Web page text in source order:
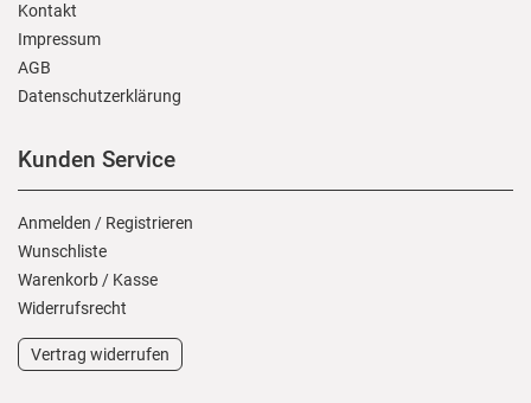
Kontakt
Impressum
AGB
Daten­schutz­erklärung
Kunden Service
Anmelden / Registrieren
Wunschliste
Warenkorb / Kasse
Widerrufs­recht
Vertrag widerrufen